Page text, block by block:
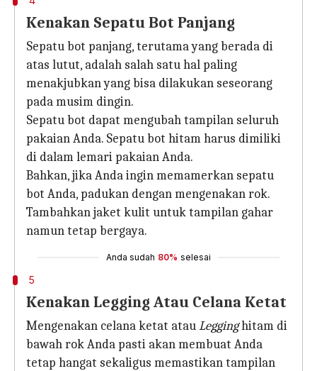
Kenakan Sepatu Bot Panjang
Sepatu bot panjang, terutama yang berada di
atas lutut, adalah salah satu hal paling
menakjubkan yang bisa dilakukan seseorang
pada musim dingin.
Sepatu bot dapat mengubah tampilan seluruh
pakaian Anda. Sepatu bot hitam harus dimiliki
di dalam lemari pakaian Anda.
Bahkan, jika Anda ingin memamerkan sepatu
bot Anda, padukan dengan mengenakan rok.
Tambahkan jaket kulit untuk tampilan gahar
namun tetap bergaya.
Anda sudah 80% selesai
5
Kenakan Legging Atau Celana Ketat
Mengenakan celana ketat atauLegginghitam di
bawah rok Anda pasti akan membuat Anda
tetap hangat sekaligus memastikan tampilan